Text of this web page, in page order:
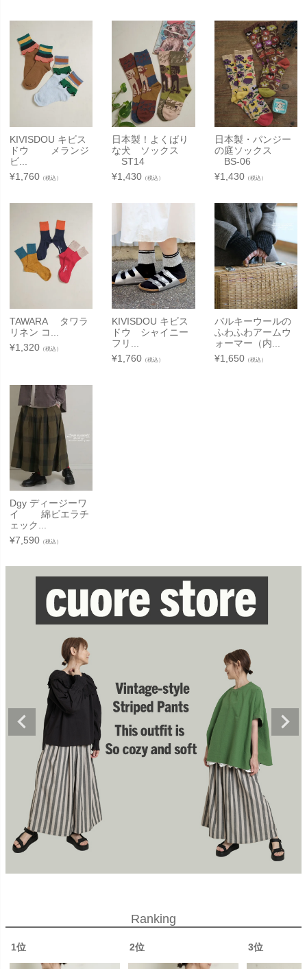
KIVISDOU キビス
ドウ メランジ
ビ...
¥1,760 （税込）
日本製！よくばり
な犬 ソックス
ST14
¥1,430 （税込）
日本製・パンジー
の庭ソックス
BS-06
¥1,430（税込）
TAWARA タワラ
リネン コ...
¥1,320 （税込）
KIVISDOU キビス
ドウ シャイニー
フリ...
¥1,760 （税込）
バルキーウールの
ふわふわアームウ
ォーマー（内...
¥1,650（税込）
Dgy ディージーワ
イ 綿ビエラチ
ェック...
¥7,590 （税込）
Ranking
1位 2位 3位